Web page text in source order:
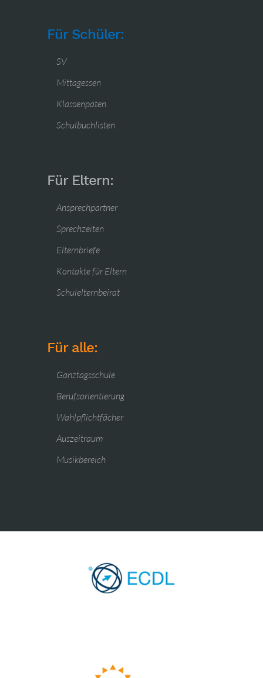
Für Schüler:
SV
Mittagessen
Klassenpaten
Schulbuchlisten
Für Eltern:
Ansprechpartner
Sprechzeiten
Elternbriefe
Kontakte für Eltern
Schulelternbeirat
Für alle:
Ganztagsschule
Berufsorientierung
Wahlpflichtfächer
Auszeitraum
Musikbereich